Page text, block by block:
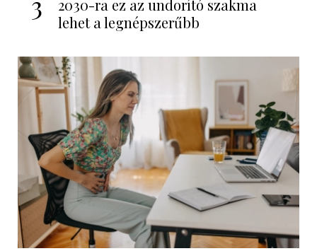
2030-ra ez az undorító szakma
lehet a legnépszerűbb